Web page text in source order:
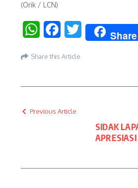
(Orik / LCN)
WhatsAppFacebookTwitter Share
Share this Article
Previous Article
SIDAK